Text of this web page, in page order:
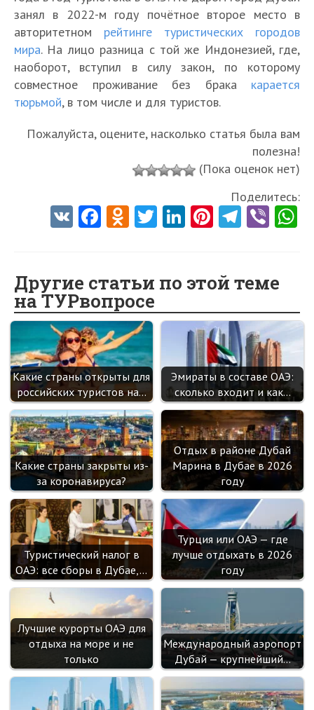
занял в 2022-м году почётное второе место в
авторитетном рейтинге туристических городов
мира. На лицо разница с той же Индонезией, где,
наоборот, вступил в силу закон, по которому
совместное проживание без брака карается
тюрьмой, в том числе и для туристов.
Пожалуйста, оцените, насколько статья была вам
полезна!
(Пока оценок нет)
Поделитесь:
V Fa
o
o
k
O
o
kl
as
sn
ik
i
T
er
Li
dI
n
Pi
es
t
Te
a
m
Vi
Другие статьи по этой теме
на ТУРвопросе
Какие страны открыты для
российских туристов на…
Эмираты в составе ОАЭ:
сколько входит и как…
Какие страны закрыты из-
за коронавируса?
Отдых в районе Дубай
Марина в Дубае в 2026
году
Туристический налог в
ОАЭ: все сборы в Дубае,…
Турция или ОАЭ — где
лучше отдыхать в 2026
году
Лучшие курорты ОАЭ для
отдыха на море и не
только
Международный аэропорт
Дубай — крупнейший…